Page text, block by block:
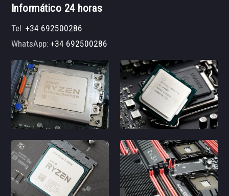
Informático 24 horas
Tel:+34 692500286
WhatsApp:+34 692500286